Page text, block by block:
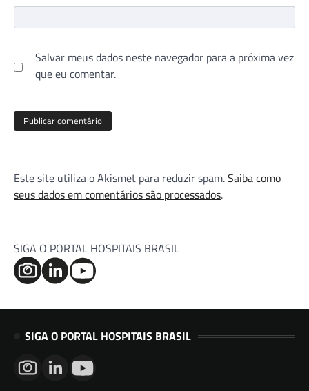
Salvar meus dados neste navegador para a próxima vez
que eu comentar.
Este site utiliza o Akismet para reduzir spam.Saiba como
seus dados em comentários são processados.
SIGA O PORTAL HOSPITAIS BRASIL
SIGA O PORTAL HOSPITAIS BRASIL